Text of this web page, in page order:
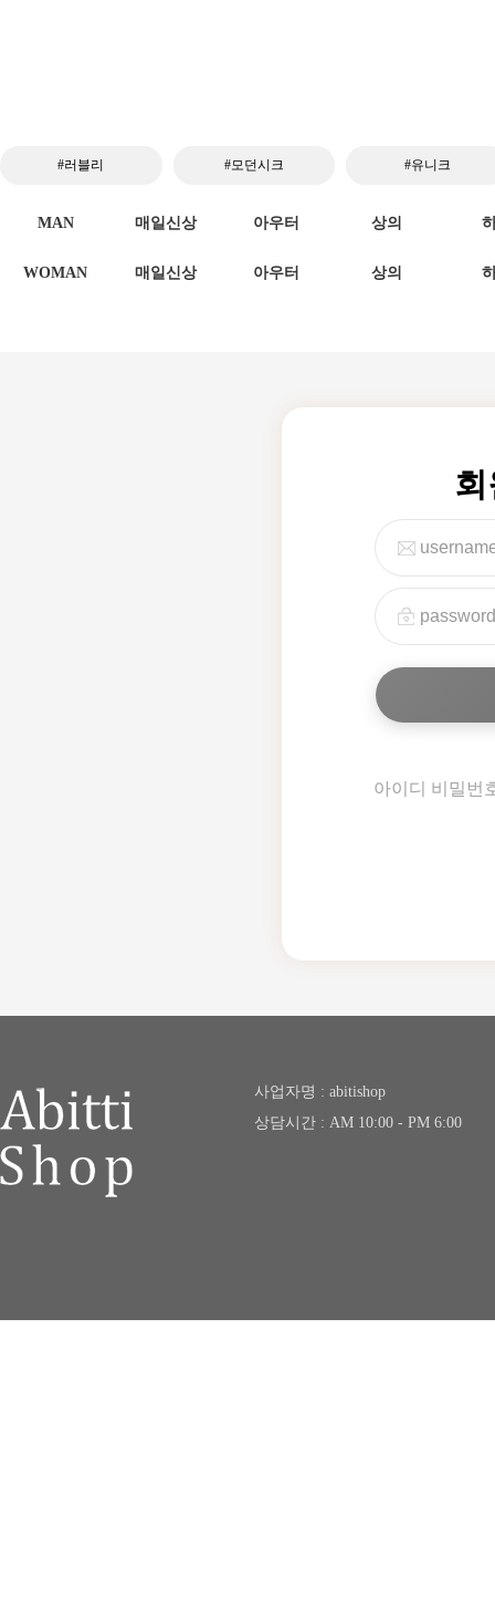
#러블리 #모던시크 #유니크
MAN 매일신상 아우터 상의
WOMAN 매일신상 아우터 상의
아이디 비밀번
사업자명 : abitishop
상담시간 : AM 10:00 - PM 6:00